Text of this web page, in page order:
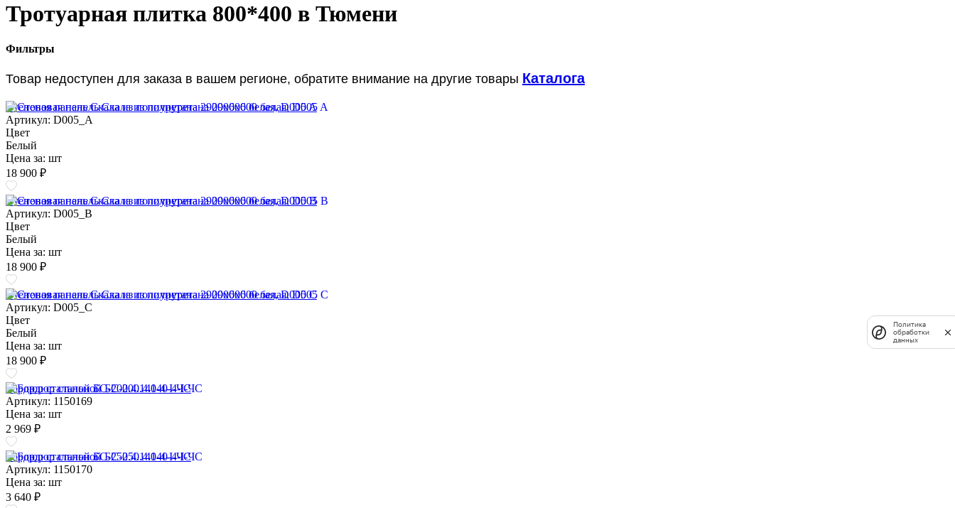
Тротуарная плитка 800*400 в Тюмени
Фильтры
Товар недоступен для заказа в вашем регионе, обратите внимание на другие товары Каталога
Стеновая панель Скала из полиуретана 2900х600 белая, D005 A
Артикул: D005_A
Цвет
Белый
Цена за: шт
18 900 ₽
Стеновая панель Скала из полиуретана 2900х600 белая, D005 B
Артикул: D005_B
Цвет
Белый
Цена за: шт
18 900 ₽
Стеновая панель Скала из полиуретана 2900х600 белая, D005 C
Артикул: D005_C
Цвет
Белый
Цена за: шт
18 900 ₽
Бордюр стальной БС-200.4.140-4-I-ЧС
Артикул: 1150169
Цена за: шт
2 969 ₽
Бордюр стальной БС-250.4.140-4-I-ЧС
Артикул: 1150170
Цена за: шт
3 640 ₽
Политика
обработки
данных